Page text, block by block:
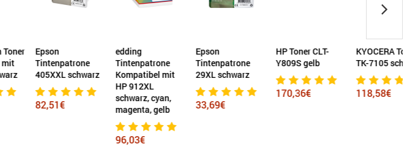
Epson
Tintenpatrone
405XXL schwarz
82,51€
edding
Tintenpatrone
Kompatibel mit
HP 912XL
schwarz, cyan,
magenta, gelb
96,03€
Tintenpatrone
29XL schwarz
33,69€
HP Toner CLT-
Y809S gelb
170,36€
KYOCERA Toner
TK-7105 schwarz
118,58€